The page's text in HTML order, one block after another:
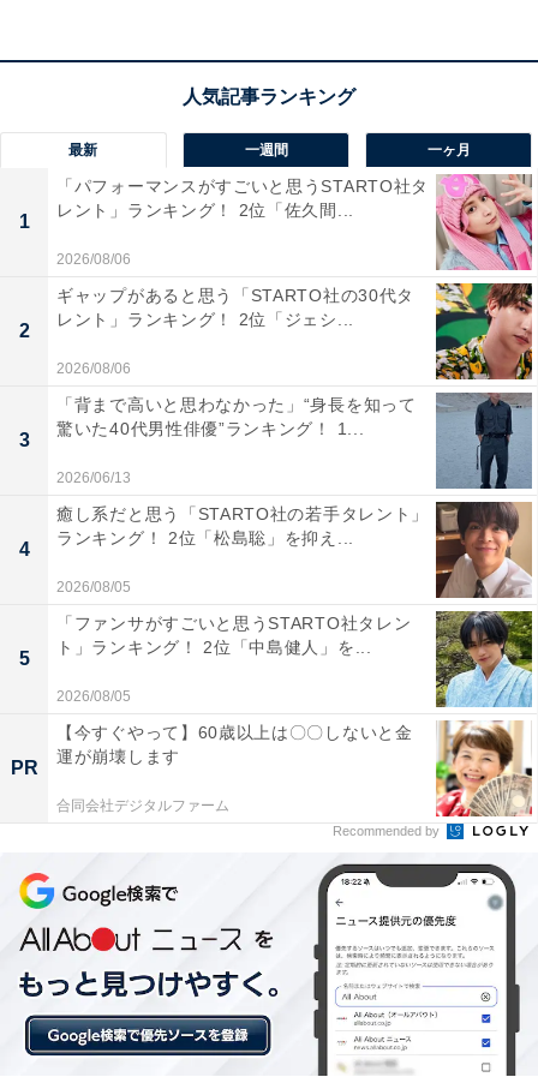
みんなが選ぶ8月15日の記念日1位は「終戦の日」
みんなが選ぶ8月15日の記念日1位は、終戦の日でした。
回答者が選んだ理由には「日本人が決して忘れてはなら
ない大切な日だと感じるから」（埼玉県、40代女性）、
「毎年、平和を考える大切な日だから」（宮城県、40代
女性）、「平和が当たり前じゃないということを知って
もらいたいから」（愛知県、40代男性）といった言葉が
＞次ページ：2位以下の結果と投票理由を見る
おまけ：8月15日生まれの人の星座
最新 一週間 一ヶ月
1
「パフォーマンスがすごいと思うSTARTO社タ
レント」ランキング！ 2位「佐久間...
2026/08/06
2
ギャップがあると思う「STARTO社の30代タ
レント」ランキング！ 2位「ジェシ...
2026/08/06
3
「背まで高いと思わなかった」“身長を知って
驚いた40代男性俳優”ランキング！ 1...
2026/06/13
4
癒し系だと思う「STARTO社の若手タレント」
ランキング！ 2位「松島聡」を抑え...
2026/08/05
5
「ファンサがすごいと思うSTARTO社タレン
ト」ランキング！ 2位「中島健人」を...
2026/08/05
PR
【今すぐやって】60歳以上は〇〇しないと金
運が崩壊します
合同会社デジタルファーム
Recommended by